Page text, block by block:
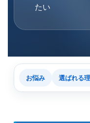
たい
お悩み 選ばれる